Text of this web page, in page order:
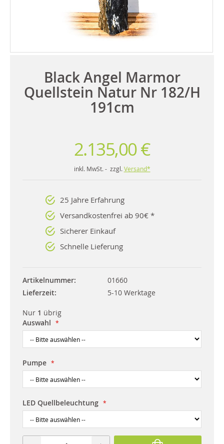
Black Angel Marmor
Quellstein Natur Nr 182/H
191cm
2.135,00 €
inkl. MwSt. - zzgl. Versand*
25 Jahre Erfahrung
Versandkostenfrei ab 90€ *
Sicherer Einkauf
Schnelle Lieferung
Artikelnummer
01660
Lieferzeit
5-10 Werktage
Nur 1 übrig
Auswahl
Pumpe
LED Quellbeleuchtung